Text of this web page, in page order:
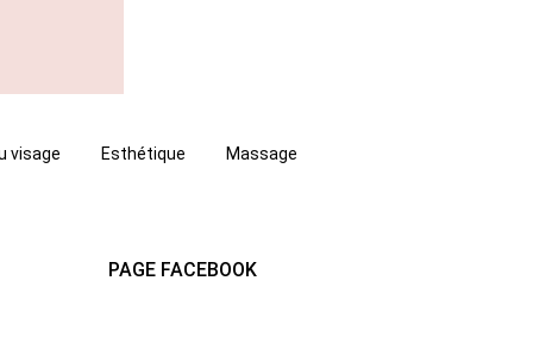
visage Esthétique Massage
PAGE FACEBOOK